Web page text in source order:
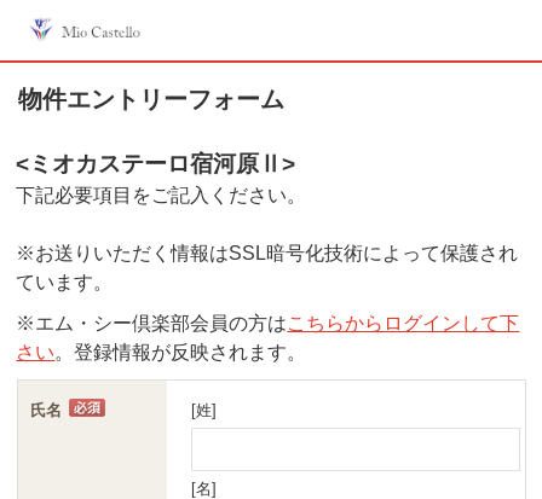
物件エントリーフォーム
<ミオカステーロ宿河原Ⅱ>
下記必要項目をご記入ください。
※お送りいただく情報はSSL暗号化技術によって保護され
ています。
※エム・シー倶楽部会員の方はこちらからログインして下
さい。登録情報が反映されます。
氏名 [姓]
[名]